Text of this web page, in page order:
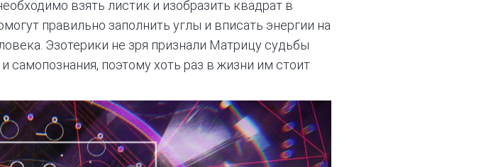
взять листик и изобразить квадрат в
правильно заполнить углы и вписать энергии на
Эзотерики не зря признали Матрицу судьбы
поэтому хоть раз в жизни им стоит